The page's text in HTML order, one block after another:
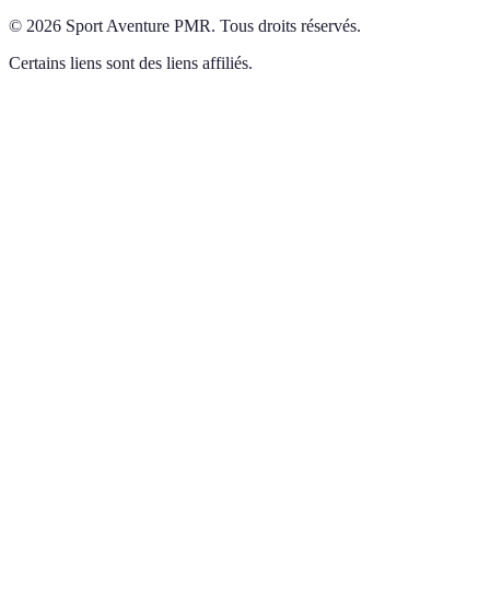
© 2026 Sport Aventure PMR. Tous droits réservés.
Certains liens sont des liens affiliés.